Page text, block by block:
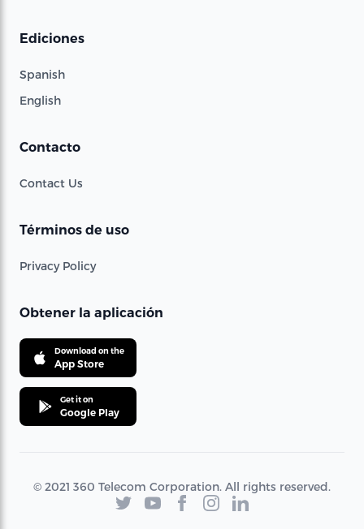
Ediciones
Spanish
English
Contacto
Contact Us
Términos de uso
Privacy Policy
Obtener la aplicación
Download on the
App Store
Get it on
Google Play
© 2021 360 Telecom Corporation. All rights reserved.